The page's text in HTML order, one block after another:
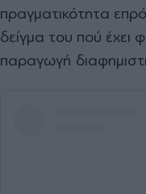
πραγματικότητα
δείγμα του πού έχει
παραγωγή